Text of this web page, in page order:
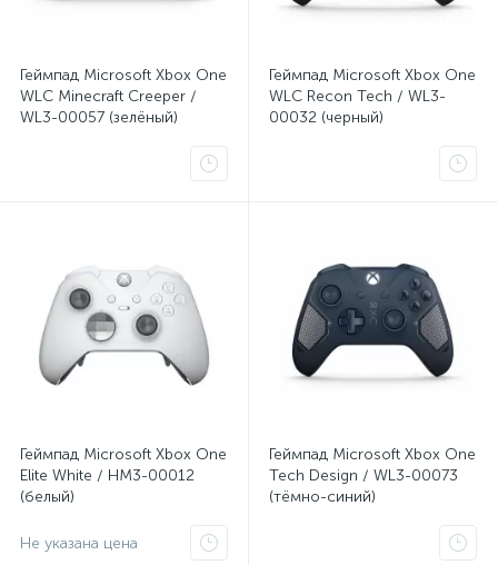
Геймпад Microsoft Xbox One
WLC Minecraft Creeper /
WL3-00057 (зелёный)
Геймпад Microsoft Xbox One
WLC Recon Tech / WL3-
00032 (черный)
Геймпад Microsoft Xbox One
Elite White / HM3-00012
(белый)
Не указана цена
Геймпад Microsoft Xbox One
Tech Design / WL3-00073
(тёмно-синий)